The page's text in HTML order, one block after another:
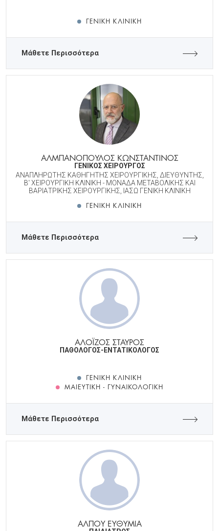
ΓΕΝΙΚΉ ΚΛΙΝΙΚΉ
Μάθετε Περισσότερα
ΑΛΜΠΑΝΟΠΟΥΛΟΣ ΚΩΝΣΤΑΝΤΙΝΟΣ
ΓΕΝΙΚΟΣ ΧΕΙΡΟΥΡΓΟΣ
ΑΝΑΠΛΗΡΩΤΗΣ ΚΑΘΗΓΗΤΗΣ ΧΕΙΡΟΥΡΓΙΚΗΣ, ΔΙΕΥΘΥΝΤΗΣ,
B' ΧΕΙΡΟΥΡΓΙΚΗ ΚΛΙΝΙΚΗ - ΜΟΝΑΔΑ ΜΕΤΑΒΟΛΙΚΗΣ KAI
ΒΑΡΙΑΤΡΙΚΗΣ ΧΕΙΡΟΥΡΓΙΚΗΣ, ΙΑΣΩ ΓΕΝΙΚΗ ΚΛΙΝΙΚΗ
ΓΕΝΙΚΉ ΚΛΙΝΙΚΉ
Μάθετε Περισσότερα
ΑΛΟΪΖΟΣ ΣΤΑΥΡΟΣ
ΠΑΘΟΛΟΓΟΣ-ΕΝΤΑΤΙΚΟΛΟΓΟΣ
ΓΕΝΙΚΉ ΚΛΙΝΙΚΉ
ΜΑΙΕΥΤΙΚΉ - ΓΥΝΑΙΚΟΛΟΓΙΚΉ
Μάθετε Περισσότερα
ΑΛΠΟΥ ΕΥΘΥΜΙΑ